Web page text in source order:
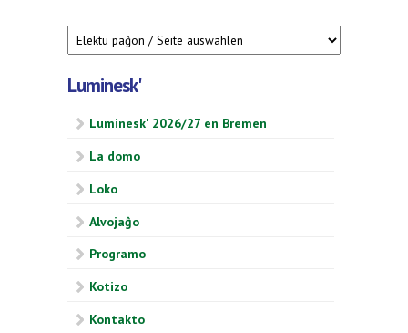
Luminesk'
Luminesk' 2026/27 en Bremen
La domo
Loko
Alvojaĝo
Programo
Kotizo
Kontakto